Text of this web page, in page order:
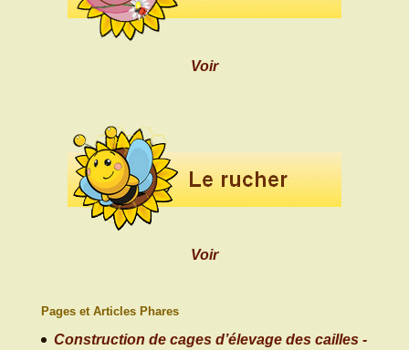
Voir
Voir
Pages et Articles Phares
Construction de cages d’élevage des cailles -